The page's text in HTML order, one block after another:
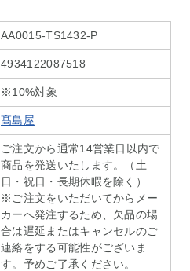
AA0015-TS1432-P
4934122087518
※10%対象
髙島屋
ご注文から通常14営業日以内で
商品を発送いたします。（土
日・祝日・長期休暇を除く）
※ご注文をいただいてからメー
カーへ発注するため、欠品の場
合は遅延またはキャンセルのご
連絡をする可能性がございま
す。予めご了承ください。